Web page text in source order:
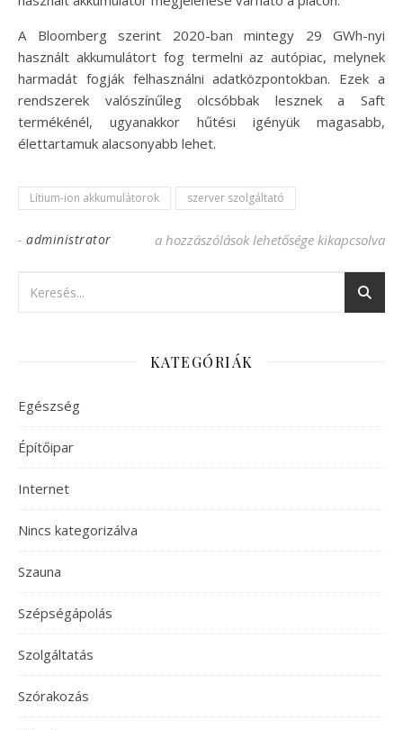
A Bloomberg szerint 2020-ban mintegy 29 GWh-nyi
használt akkumulátort fog termelni az autópiac, melynek
harmadát fogják felhasználni adatközpontokban. Ezek a
rendszerek valószínűleg olcsóbbak lesznek a Saft
termékénél, ugyanakkor hűtési igényük magasabb,
élettartamuk alacsonyabb lehet.
Lítium-ion akkumulátorok szerver szolgáltató
- administrator Lítium-ion akkumulátorokkal a zöld
a hozzászólások lehetősége kikapcsolva
KATEGÓRIÁK
Egészség
Építőipar
Internet
Nincs kategorizálva
Szauna
Szépségápolás
Szolgáltatás
Szórakozás